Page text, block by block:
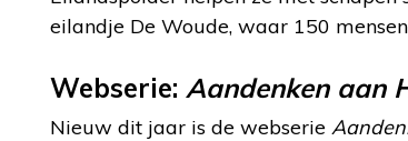
eilandje De Woude, waar 150
Webserie: Aandenken aan
Nieuw dit jaar is de webserie